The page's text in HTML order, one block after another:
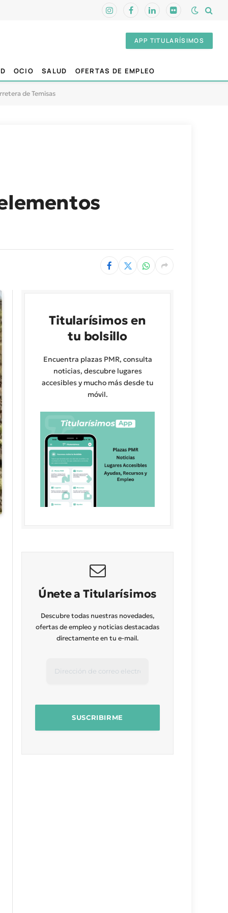
InstagramFacebookLinkedInFlickr
APP TITULARÍSIMOS
OCIO SALUD OFERTAS DE EMPLEO
de Temisas
Titularísimos en
tu bolsillo
Encuentra plazas PMR, consulta
noticias, descubre lugares
accesibles y mucho más desde tu
móvil.
Únete a Titularísimos
Descubre todas nuestras novedades,
ofertas de empleo y noticias destacadas
directamente en tu e-mail.